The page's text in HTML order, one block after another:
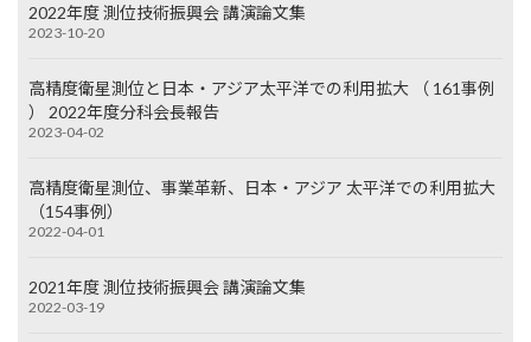
2022年度 測位技術振興会 講演論文集
2023-10-20
高精度衛星測位と日本・アジア太平洋での利用拡大 （ 161事例
） 2022年度分科会長報告
2023-04-02
高精度衛星測位、事業革新、日本・アジア 太平洋での利用拡大
（154事例）
2022-04-01
2021年度 測位技術振興会 講演論文集
2022-03-19